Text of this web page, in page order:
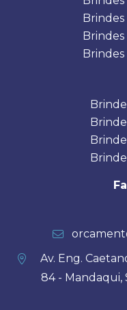
Av. Eng.
84 - Mandaqui,